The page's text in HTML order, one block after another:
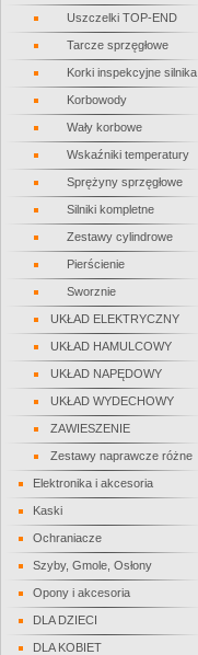
Uszczelki TOP-END
Tarcze sprzęgłowe
Korki inspekcyjne silnika
Korbowody
Wały korbowe
Wskaźniki temperatury
Sprężyny sprzęgłowe
Silniki kompletne
Zestawy cylindrowe
Pierścienie
Sworznie
UKŁAD ELEKTRYCZNY
UKŁAD HAMULCOWY
UKŁAD NAPĘDOWY
UKŁAD WYDECHOWY
ZAWIESZENIE
Zestawy naprawcze różne
Elektronika i akcesoria
Kaski
Ochraniacze
Szyby, Gmole, Osłony
Opony i akcesoria
DLA DZIECI
DLA KOBIET